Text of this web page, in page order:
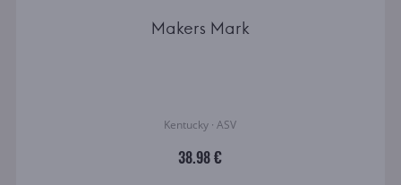
Makers Mark
Kentucky · ASV
38.98 €